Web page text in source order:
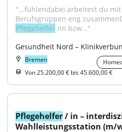
"...fühlendabei arbeitest du
Pflegehelfer /in bzw..."
Gesundheit Nord –
Bremen
Von 25.200,00 € bis 45.600,00 €
Pflegehelfer / in –
Wahlleistungsstation (m/